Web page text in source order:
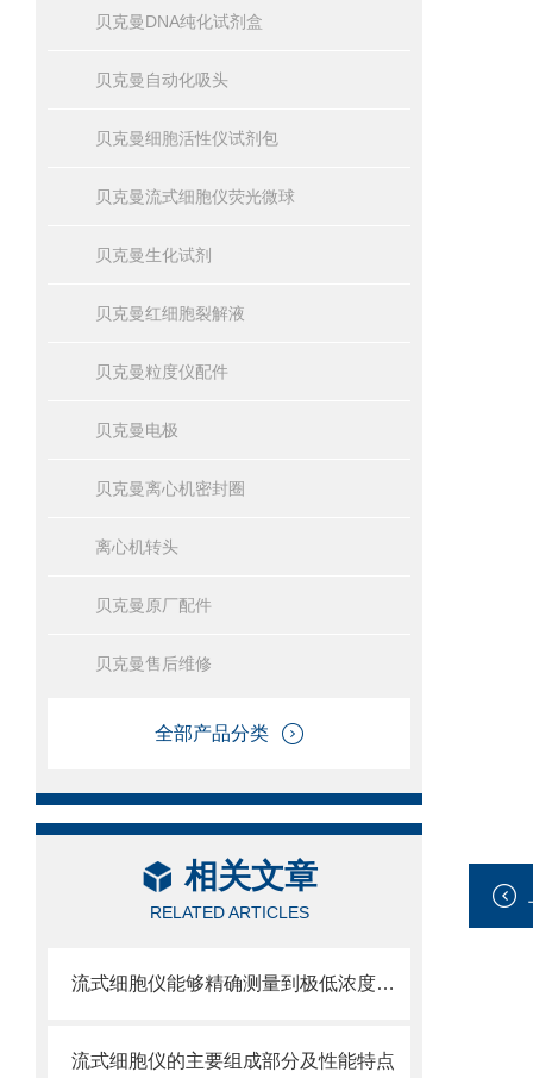
贝克曼DNA纯化试剂盒
贝克曼自动化吸头
贝克曼细胞活性仪试剂包
贝克曼流式细胞仪荧光微球
贝克曼生化试剂
贝克曼红细胞裂解液
贝克曼粒度仪配件
贝克曼电极
贝克曼离心机密封圈
离心机转头
贝克曼原厂配件
贝克曼售后维修
全部产品分类
相关文章
RELATED ARTICLES
流式细胞仪能够精确测量到极低浓度的标记物
流式细胞仪的主要组成部分及性能特点